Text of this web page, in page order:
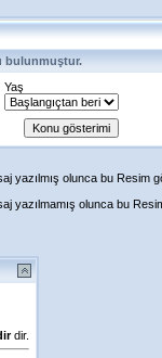
bulunmuştur.
Yaş
yazılmış olunca bu Resim
yazılmamış olunca bu
dir.